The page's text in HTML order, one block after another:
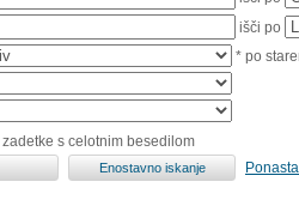
išči po
* po
s celotnim besedilom